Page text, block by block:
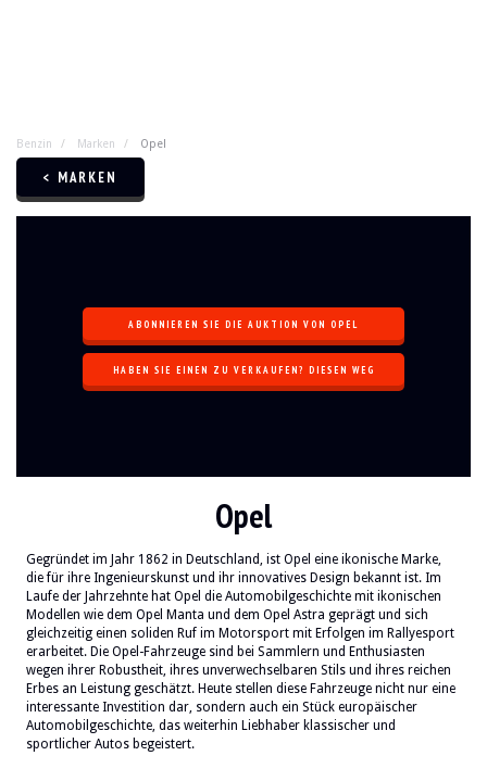
Benzin Marken Opel
< MARKEN
ABONNIEREN SIE DIE AUKTION VON OPEL
HABEN SIE EINEN ZU VERKAUFEN? DIESEN WEG
Opel
Gegründet im Jahr 1862 in Deutschland, ist Opel eine ikonische Marke,
die für ihre Ingenieurskunst und ihr innovatives Design bekannt ist. Im
Laufe der Jahrzehnte hat Opel die Automobilgeschichte mit ikonischen
Modellen wie dem Opel Manta und dem Opel Astra geprägt und sich
gleichzeitig einen soliden Ruf im Motorsport mit Erfolgen im Rallyesport
erarbeitet. Die Opel-Fahrzeuge sind bei Sammlern und Enthusiasten
wegen ihrer Robustheit, ihres unverwechselbaren Stils und ihres reichen
Erbes an Leistung geschätzt. Heute stellen diese Fahrzeuge nicht nur eine
interessante Investition dar, sondern auch ein Stück europäischer
Automobilgeschichte, das weiterhin Liebhaber klassischer und
sportlicher Autos begeistert.